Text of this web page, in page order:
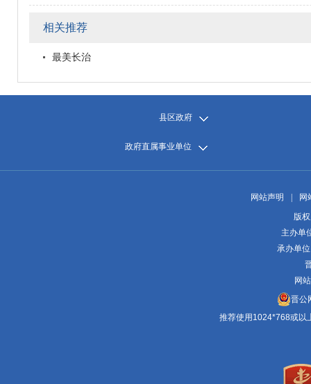
相关推荐
最美长治
县区政府
政府直属事业单位
网站声明
网
版
主办单
承办单
网
晋公
推荐使用1024*768或以